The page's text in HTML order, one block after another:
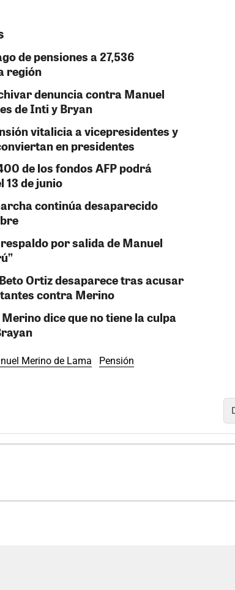
de pensiones a 27,536
región
denuncia contra Manuel
de Inti y Bryan
vitalicia a vicepresidentes y
en presidentes
de los fondos AFP podrá
de junio
continúa desaparecido
por salida de Manuel
Ortiz desaparece tras acusar
contra Merino
dice que no tiene la culpa
Merino de Lama Pensión